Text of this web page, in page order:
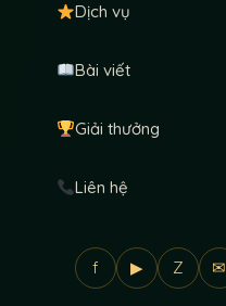
Dịch vụ
Bài viết
Giải thưởng
Liên hệ
f ▶ Z ✉